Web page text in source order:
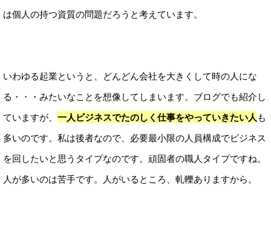
は個人の持つ資質の問題だろうと考えています。
いわゆる起業というと、どんどん会社を大きくして時の人にな
る・・・みたいなことを想像してしまいます。ブログでも紹介し
ていますが、 一人ビジネスでたのしく仕事をやっていきたい人 も
多いのです。私は後者なので、必要最小限の人員構成でビジネス
を回したいと思うタイプなのです。頑固者の職人タイプですね。
人が多いのは苦手です。人がいるところ、軋轢ありますから。